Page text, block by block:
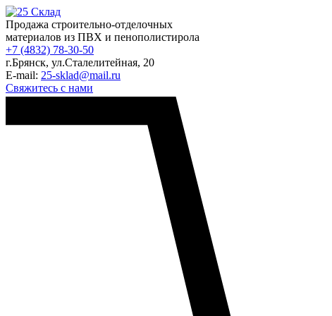
Продажа строительно-отделочных
материалов из ПВХ и пенополистирола
+7 (4832) 78-30-50
г.Брянск, ул.Сталелитейная, 20
E-mail: 25-sklad@mail.ru
Свяжитесь с нами